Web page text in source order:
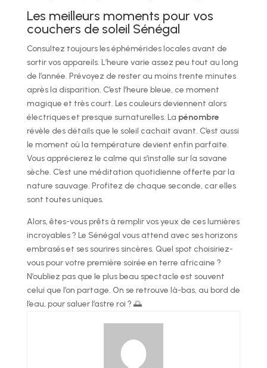
Les meilleurs moments pour vos
couchers de soleil Sénégal
Consultez toujours les éphémérides locales avant de
sortir vos appareils. L’heure varie assez peu tout au long
de l’année. Prévoyez de rester au moins trente minutes
après la disparition. C’est l’heure bleue, ce moment
magique et très court. Les couleurs deviennent alors
électriques et presque surnaturelles. La pénombre
révèle des détails que le soleil cachait avant. C’est aussi
le moment où la température devient enfin parfaite.
Vous apprécierez le calme qui s’installe sur la savane
sèche. C’est une méditation quotidienne offerte par la
nature sauvage. Profitez de chaque seconde, car elles
sont toutes uniques.
Alors, êtes-vous prêts à remplir vos yeux de ces lumières
incroyables ? Le Sénégal vous attend avec ses horizons
embrasés et ses sourires sincères. Quel spot choisiriez-
vous pour votre première soirée en terre africaine ?
N’oubliez pas que le plus beau spectacle est souvent
celui que l’on partage. On se retrouve là-bas, au bord de
l’eau, pour saluer l’astre roi ? 🌅